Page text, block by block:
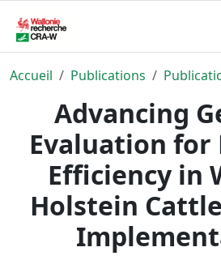
Accueil Publications
Advancing
Evaluation for
Efficiency in
Holstein